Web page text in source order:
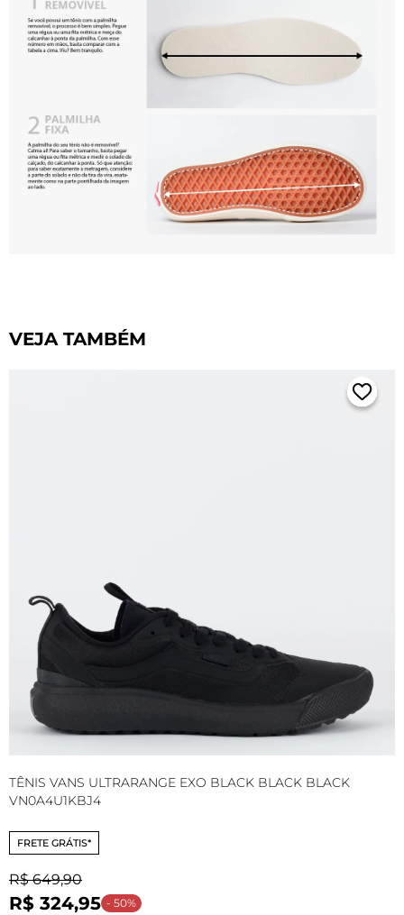
VEJA TAMBÉM
TÊNIS VANS ULTRARANGE EXO BLACK BLACK BLACK
VN0A4U1KBJ4
FRETE GRÁTIS*
R$ 649,90
R$ 324,95 - 50%